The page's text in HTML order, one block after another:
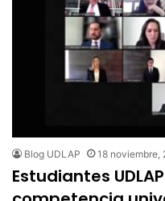
Blog UDLAP 18 noviembre,
Estudiantes